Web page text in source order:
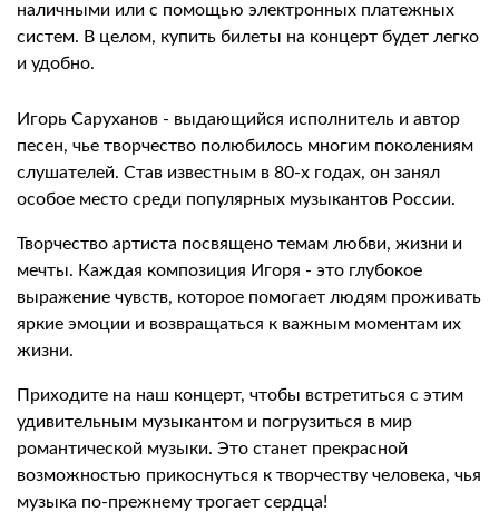
наличными или с помощью электронных платежных
систем. В целом, купить билеты на концерт будет легко
и удобно.
Игорь Саруханов - выдающийся исполнитель и автор
песен, чье творчество полюбилось многим поколениям
слушателей. Став известным в 80-х годах, он занял
особое место среди популярных музыкантов России.
Творчество артиста посвящено темам любви, жизни и
мечты. Каждая композиция Игоря - это глубокое
выражение чувств, которое помогает людям проживать
яркие эмоции и возвращаться к важным моментам их
жизни.
Приходите на наш концерт, чтобы встретиться с этим
удивительным музыкантом и погрузиться в мир
романтической музыки. Это станет прекрасной
возможностью прикоснуться к творчеству человека, чья
музыка по-прежнему трогает сердца!